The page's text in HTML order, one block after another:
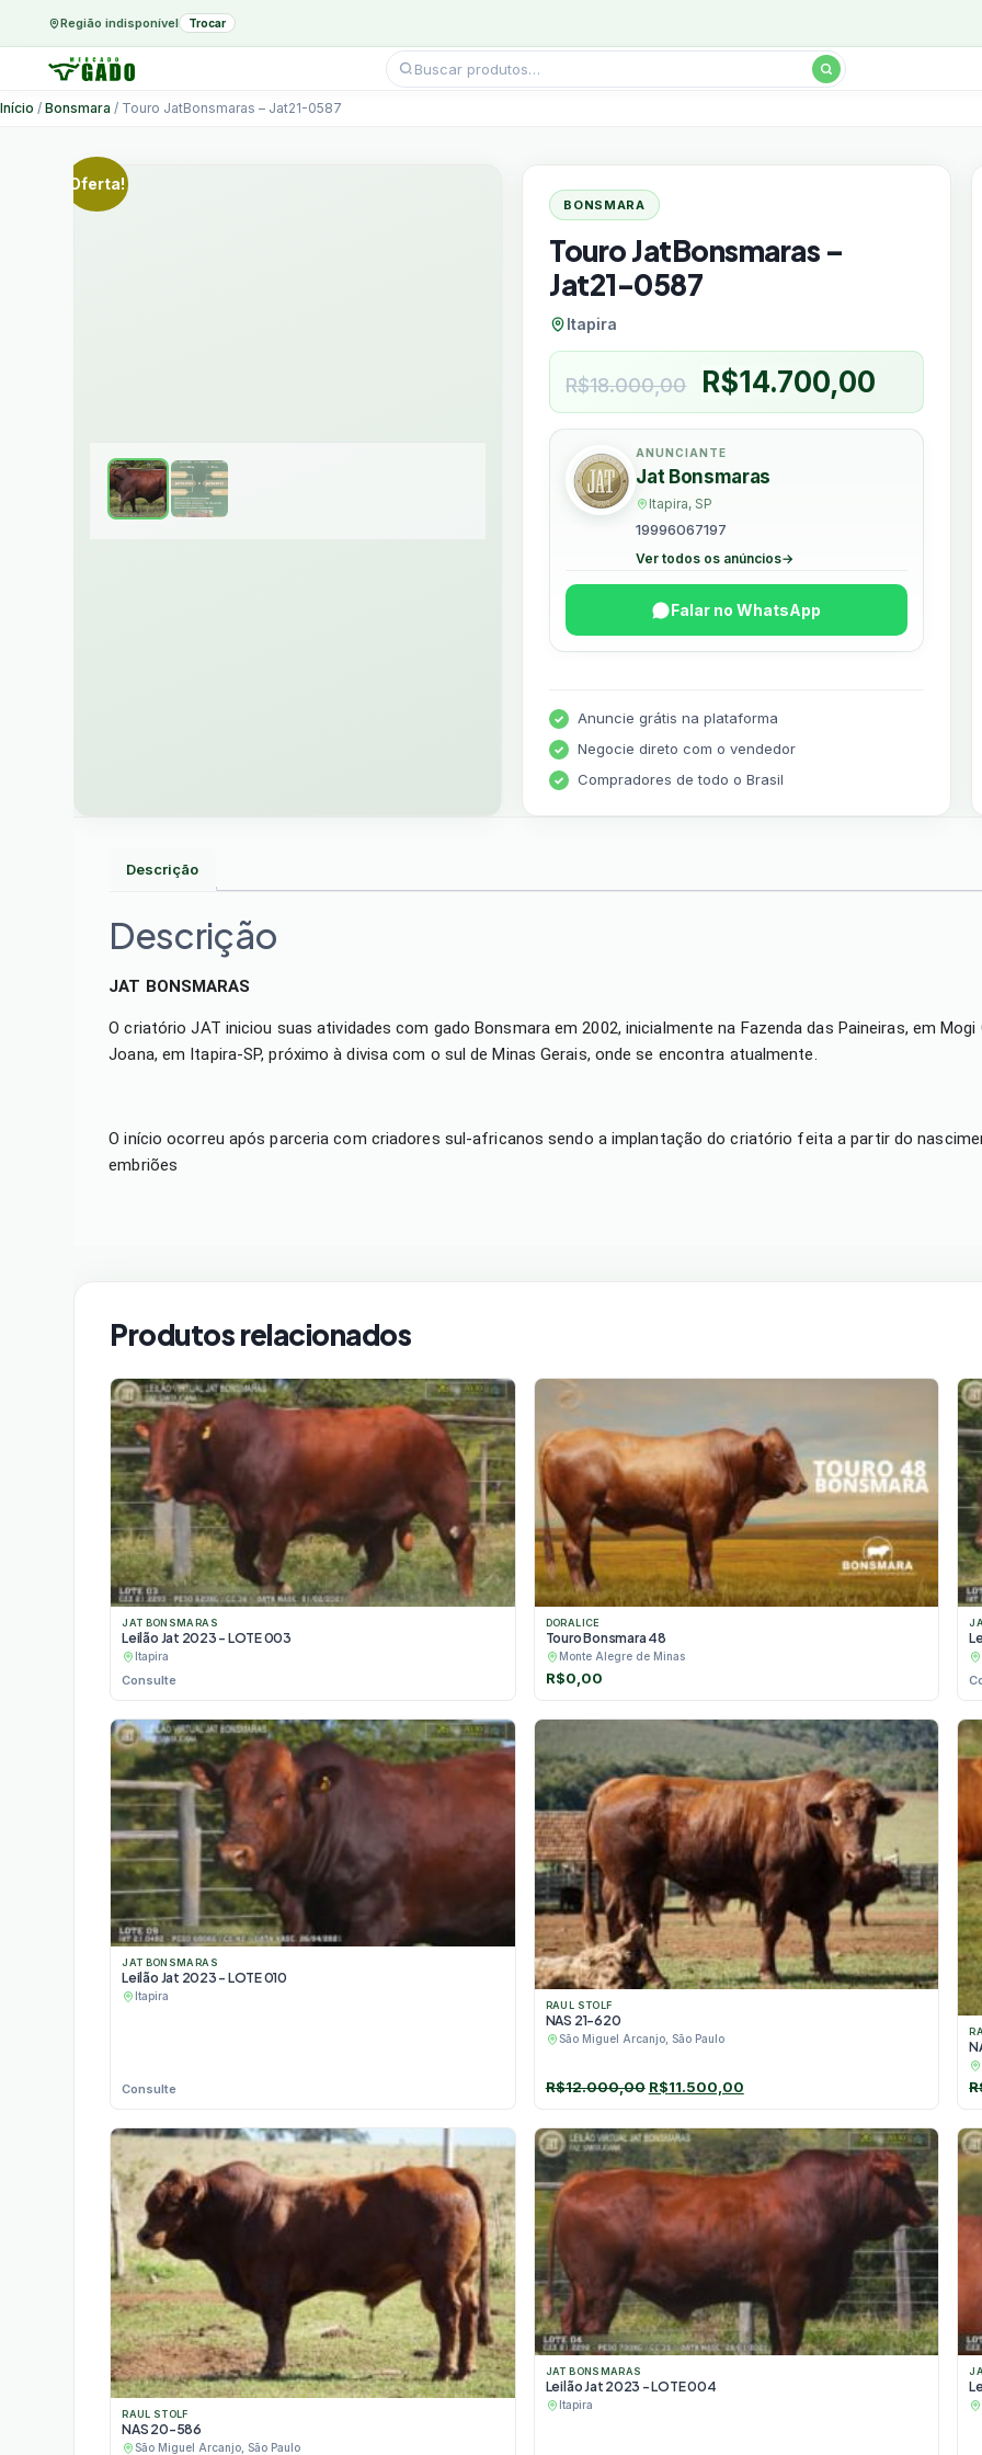
Região indisponível Trocar
Pesquisar
produtos
Ir
conteúdo
Início / Bonsmara / Touro JatBonsmaras – Jat21-0587
Oferta!
BONSMARA
Touro JatBonsmaras –
Jat21-0587
Itapira
R$18.000,00
O
preço
original
era:
R$18.000,00.
R$14.700,00
preço
atual
ANUNCIANTE
Jat Bonsmaras
Itapira, SP
19996067197
Ver todos os anúncios→
Falar no WhatsApp
Anuncie grátis na plataforma
Negocie direto com o vendedor
Compradores de todo o Brasil
Descrição
Descrição
JAT BONSMARAS
O criatório JAT iniciou suas atividades com gado Bonsmara em 2002, inicialmente na Fazenda das Paineiras, em
Joana, em Itapira-SP, próximo à divisa com o sul de Minas Gerais, onde se encontra atualmente.
O início ocorreu após parceria com criadores sul-africanos sendo a implantação do criatório feita a partir do
embriões
Produtos relacionados
JAT BONSMARAS
Leilão Jat 2023 - LOTE 003
Itapira
Consulte
DORALICE
Touro Bonsmara 48
Monte Alegre de Minas
R$0,00
JAT BONSMARAS
Leilão Jat 2023 - LOTE 010
Itapira
Consulte
RAUL STOLF
NAS 21-620
São Miguel Arcanjo, São Paulo
R$12.000,00 O
original
era:
R$12.000,00.
R$11.500,00O
atual
é:
R$11.500,00.
RAUL STOLF
NAS 20-586
São Miguel Arcanjo, São Paulo
JAT BONSMARAS
Leilão Jat 2023 - LOTE 004
Itapira